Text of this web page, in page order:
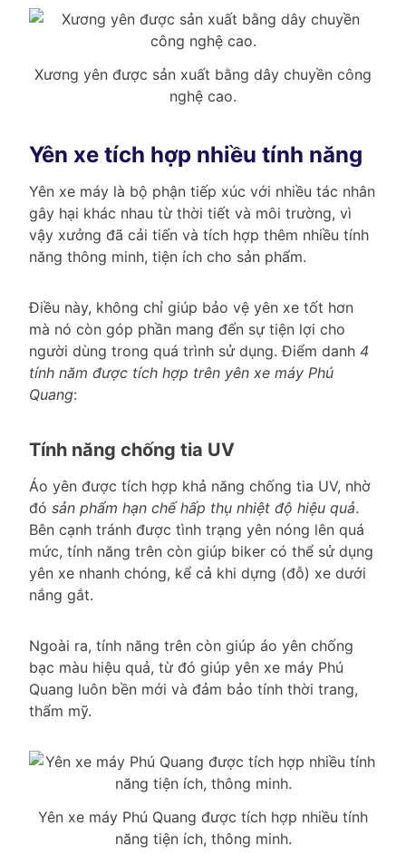
Xương yên được sản xuất bằng dây chuyền công
nghệ cao.
Yên xe tích hợp nhiều tính năng
Yên xe máy là bộ phận tiếp xúc với nhiều tác nhân
gây hại khác nhau từ thời tiết và môi trường, vì
vậy xưởng đã cải tiến và tích hợp thêm nhiều tính
năng thông minh, tiện ích cho sản phẩm.
Điều này, không chỉ giúp bảo vệ yên xe tốt hơn
mà nó còn góp phần mang đến sự tiện lợi cho
người dùng trong quá trình sử dụng. Điểm danh 4
tính năm được tích hợp trên yên xe máy Phú
Quang:
Tính năng chống tia UV
Áo yên được tích hợp khả năng chống tia UV, nhờ
đó sản phẩm hạn chế hấp thụ nhiệt độ hiệu quả.
Bên cạnh tránh được tình trạng yên nóng lên quá
mức, tính năng trên còn giúp biker có thể sử dụng
yên xe nhanh chóng, kể cả khi dựng (đỗ) xe dưới
nắng gắt.
Ngoài ra, tính năng trên còn giúp áo yên chống
bạc màu hiệu quả, từ đó giúp yên xe máy Phú
Quang luôn bền mới và đảm bảo tính thời trang,
thẩm mỹ.
Yên xe máy Phú Quang được tích hợp nhiều tính
năng tiện ích, thông minh.